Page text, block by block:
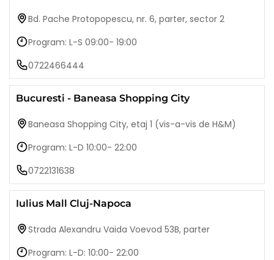
Bd. Pache Protopopescu, nr. 6, parter, sector 2
Program: L-S 09:00- 19:00
0722466444
Bucuresti - Baneasa Shopping City
Baneasa Shopping City, etaj 1 (vis-a-vis de H&M)
Program: L-D 10:00- 22:00
0722131638
Iulius Mall Cluj-Napoca
Strada Alexandru Vaida Voevod 53B, parter
Program: L-D: 10:00- 22:00